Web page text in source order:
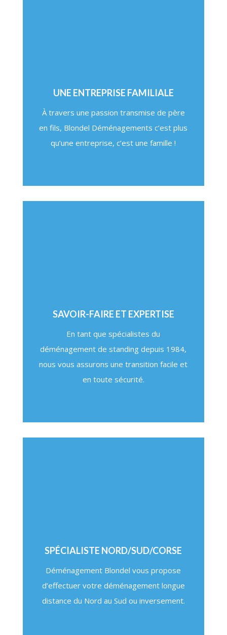
UNE ENTREPRISE FAMILIALE
À travers une passion transmise de père
en fils, Blondel Déménagements c’est plus
qu’une entreprise, c’est une famille !
SAVOIR-FAIRE ET EXPERTISE
En tant que spécialistes du
déménagement de standing depuis 1984,
nous vous assurons une transition facile et
en toute sécurité.
SPÉCIALISTE NORD/SUD/CORSE
Déménagement Blondel vous propose
d’effectuer votre déménagement longue
distance du Nord au Sud ou inversement.